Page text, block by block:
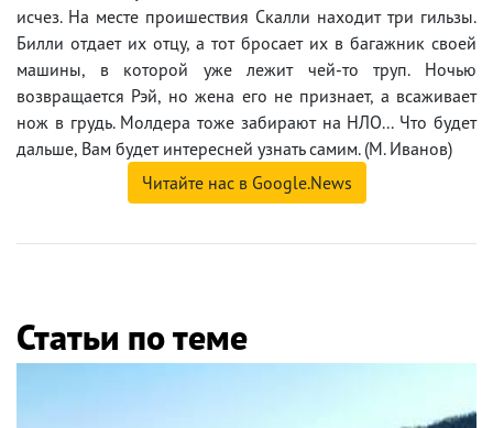
исчез. На месте проишествия Скалли находит три гильзы.
Билли отдает их отцу, а тот бросает их в багажник своей
машины, в которой уже лежит чей-то труп. Ночью
возвращается Рэй, но жена его не признает, а всаживает
нож в грудь. Молдера тоже забирают на НЛО... Что будет
дальше, Вам будет интересней узнать самим. (М. Иванов)
Читайте нас в Google.News
Статьи по теме